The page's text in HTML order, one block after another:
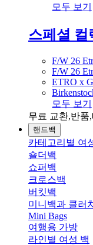
모두 보기
스페셜 컬
F/W 26
F/W 26
ETRO x
모두 보기
무료 교환,반품
핸드백
카테고리별 여
숄더백
쇼퍼백
크로스백
버킷백
미니백과 클러치
Mini Bags
여행용 가방
라인별 여성 백